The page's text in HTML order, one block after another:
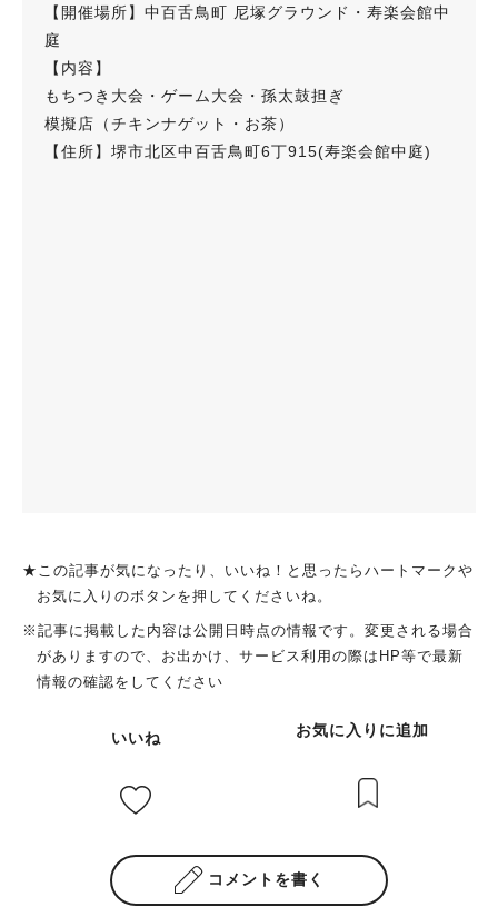
【開催場所】中百舌鳥町 尼塚グラウンド・寿楽会館中
庭
【内容】
もちつき大会・ゲーム大会・孫太鼓担ぎ
模擬店（チキンナゲット・お茶）
【住所】堺市北区中百舌鳥町6丁915(寿楽会館中庭)
★この記事が気になったり、いいね！と思ったらハートマークや
お気に入りのボタンを押してくださいね。
※記事に掲載した内容は公開日時点の情報です。変更される場合
がありますので、お出かけ、サービス利用の際はHP等で最新
情報の確認をしてください
いいね お気に入りに追加
コメントを書く